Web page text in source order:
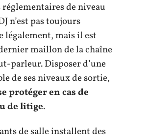
réglementaires de niveau
n’est pas toujours
légalement, mais il est
maillon de la chaîne
parleur. Disposer d’une
de ses niveaux de sortie,
protéger en cas de
de litige.
de salle installent des